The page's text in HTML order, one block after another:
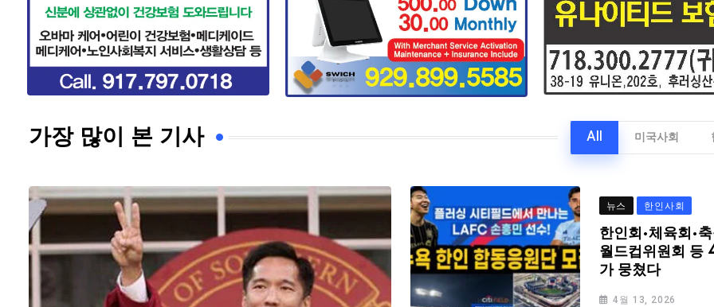
가장 많이 본 기사 All 미국사회
뉴스 한인사회
한인회·체육회·
월드컵위원회 등
가 뭉쳤다
4월 13, 2026